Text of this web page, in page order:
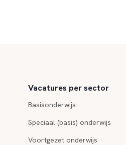
Vacatures per sector
Basisonderwijs
Speciaal (basis) onderwijs
Voortgezet onderwijs